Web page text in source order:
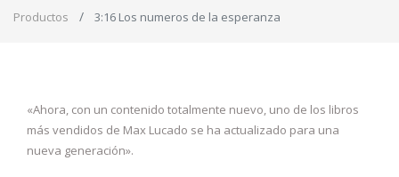
Productos 3:16 Los numeros de la esperanza
«Ahora, con un contenido totalmente nuevo, uno de los libros
más vendidos de Max Lucado se ha actualizado para una
nueva generación».